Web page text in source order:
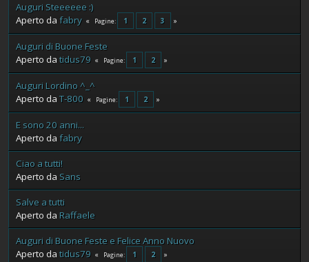
Auguri Steeeeee :)
Aperto da fabry Pagine 1 2 3
Auguri di Buone Feste
Aperto da tidus79 Pagine 1 2
Auguri Lordino ^_^
Aperto da T-800 Pagine 1 2
E sono 20 anni...
Aperto da fabry
Ciao a tutti!
Aperto da Sans
Salve a tutti
Aperto da Raffaele
Auguri di Buone Feste e Felice Anno Nuovo
Aperto da tidus79 Pagine 1 2